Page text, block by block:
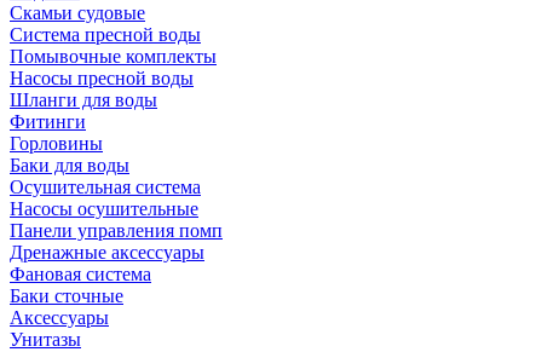
Скамьи судовые
Система пресной воды
Помывочные комплекты
Насосы пресной воды
Шланги для воды
Фитинги
Горловины
Баки для воды
Осушительная система
Насосы осушительные
Панели управления помп
Дренажные аксессуары
Фановая система
Баки сточные
Аксессуары
Унитазы